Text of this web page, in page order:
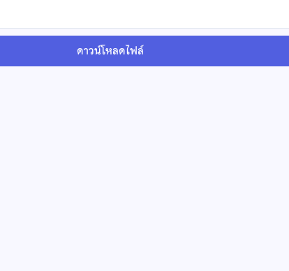
ดาวน์โหลดไฟล์